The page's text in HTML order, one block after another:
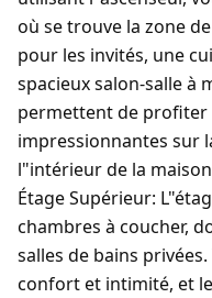
où se trouve la zone
pour les invités, une
spacieux salon-salle à
permettent de profiter
impressionnantes sur
l"intérieur de la
Étage Supérieur:
chambres à coucher,
salles de bains
confort et intimité, et